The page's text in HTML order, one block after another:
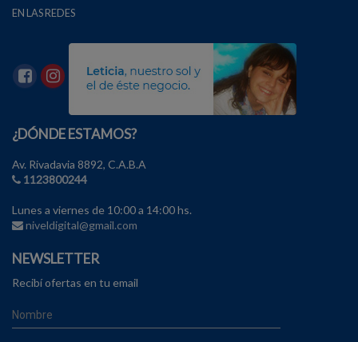
EN LAS REDES
¿DÓNDE ESTAMOS?
Av. Rivadavia 8892, C.A.B.A
1123800244
Lunes a viernes de 10:00 a 14:00 hs.
niveldigital@gmail.com
NEWSLETTER
Recibí ofertas en tu email